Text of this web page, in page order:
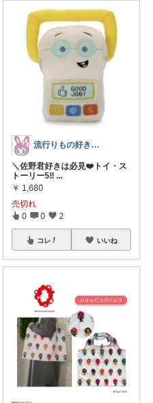
流行りもの好き♥平成一桁ママ
＼佐野君好きは必見❤️トイ・ス
トーリー5‼ ...
￥ 1,680
売切れ
0 0 2
コレ いいね